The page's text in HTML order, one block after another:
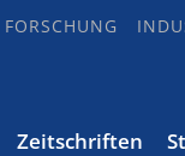
FORSCHUNG
Zeitschriften